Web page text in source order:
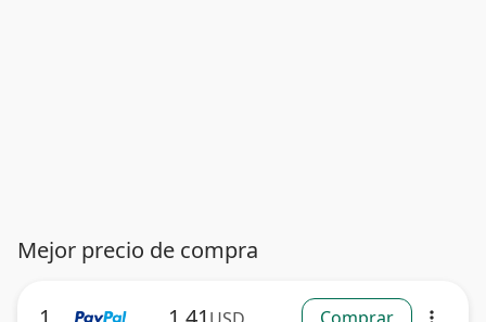
Mejor precio de compra
more_vert